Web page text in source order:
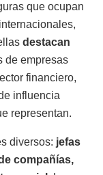
que ocupan
destacan
de empresas
financiero,
influencia
representan.
diversos: jefas
compañías,